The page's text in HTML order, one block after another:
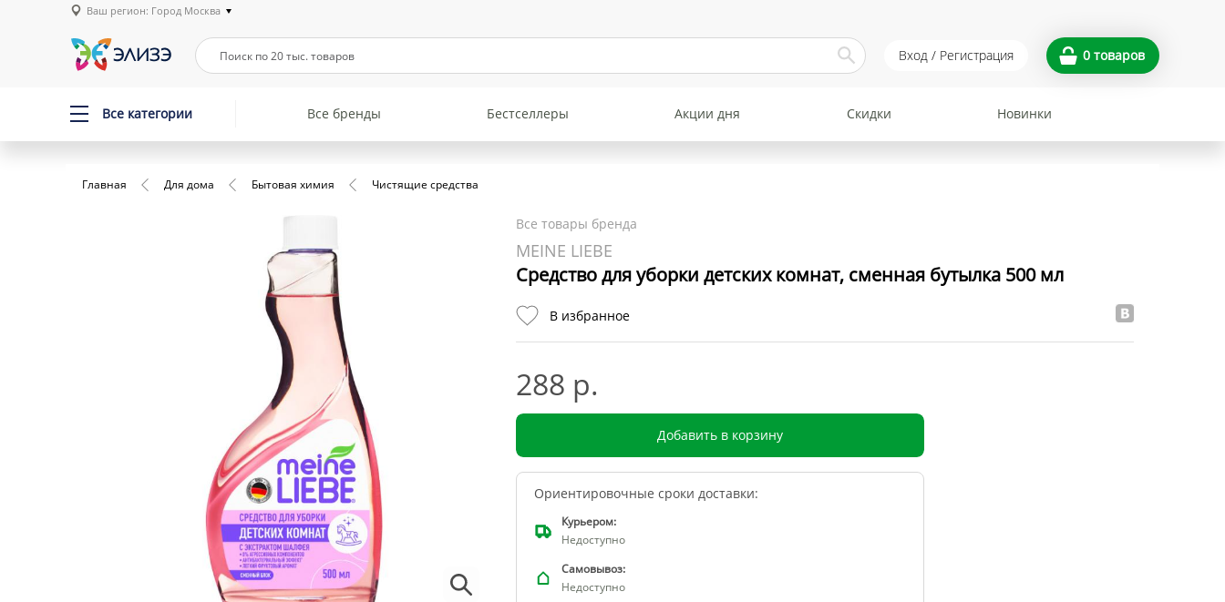
Ваш регион: Город Москва
Вход / Регистрация 0 товаров
Все категории Все бренды Бестселлеры Акции дня Скидки Новинки
Главная Для дома Бытовая химия Чистящие средства
Все товары бренда
MEINE LIEBE
Средство для уборки детских комнат, сменная бутылка 500 мл
В избранное
288 р.
Добавить в корзину
Ориентировочные сроки доставки:
Курьером:
Недоступно
Самовывоз:
Недоступно